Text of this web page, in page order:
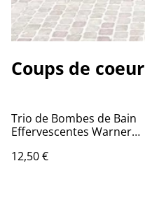
Coups de coeur
Trio de Bombes de Bain
Effervescentes Warner
12,50 €